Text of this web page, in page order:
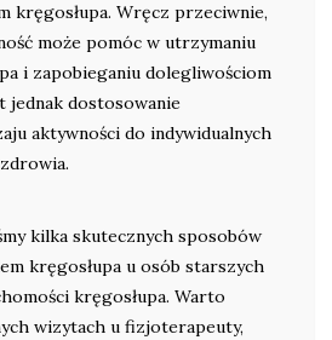
kręgosłupa. Wręcz przeciwnie,
może pomóc w utrzymaniu
i zapobieganiu dolegliwościom
jednak dostosowanie
aktywności do indywidualnych
kilka skutecznych sposobów
kręgosłupa u osób starszych
kręgosłupa. Warto
wizytach u fizjoterapeuty,